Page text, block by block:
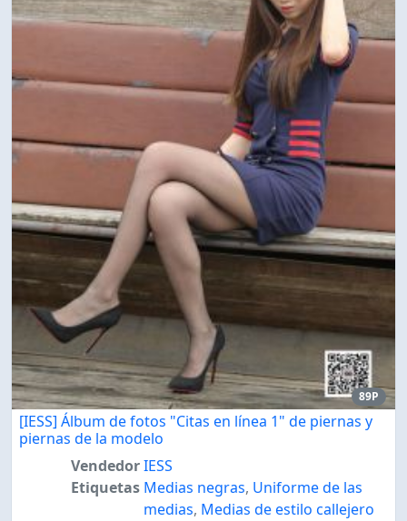
89P
[IESS] Álbum de fotos "Citas en línea 1" de piernas y
piernas de la modelo
VendedorIESS
Etiquetas Medias negras, Uniforme de las
medias, Medias de estilo callejero